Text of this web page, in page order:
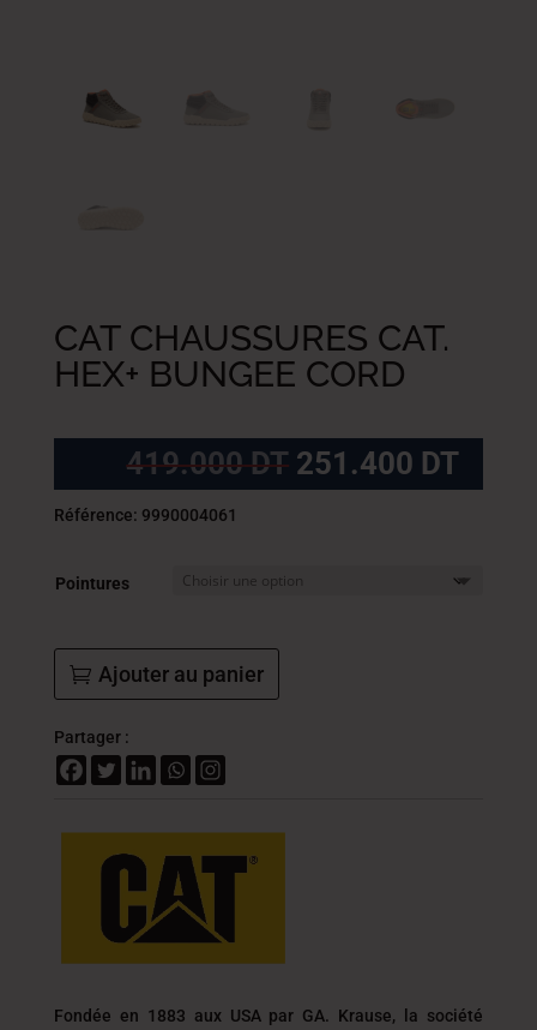
CAT CHAUSSURES CAT.
HEX+ BUNGEE CORD
419.000DT Le
prix
419.000
251.400 DTLe
prix
Référence: 9990004061
Pointures
Ajouter au panier
Partager :
Fondée en 1883 aux USA par GA. Krause, la société